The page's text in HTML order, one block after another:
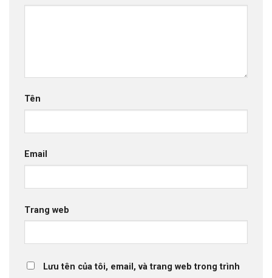
Tên
Email
Trang web
Lưu tên của tôi, email, và trang web trong trình